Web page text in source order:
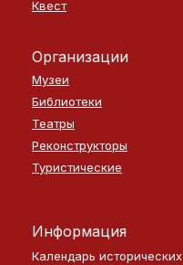
Квест
Организации
Музеи
Библиотеки
Театры
Реконструкторы
Туристические
Информация
Календарь исторических